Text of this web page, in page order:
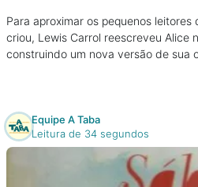
Para aproximar os pequenos
criou, Lewis Carrol reescreveu Alice
construindo um nova versão de sua
Equipe A Taba
Leitura de 34 segundos